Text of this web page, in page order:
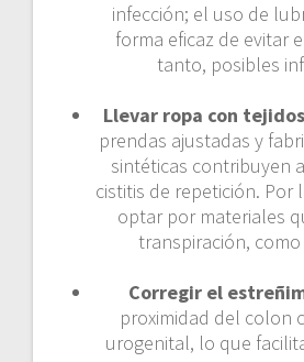
infección; el uso de
forma eficaz de evitar
tanto, posibles
Llevar ropa con
prendas ajustadas y
sintéticas contribuyen
cistitis de repetición. Por
optar por materiales
transpiración,
Corregir el
proximidad del colon
urogenital, lo que